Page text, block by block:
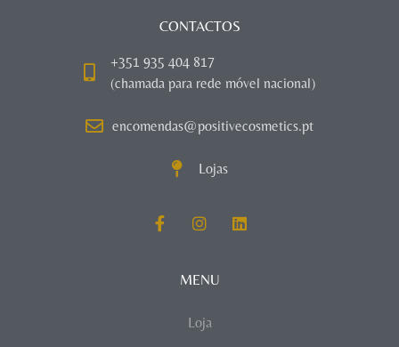
CONTACTOS
+351 935 404 817
(chamada para rede móvel nacional)
encomendas@positivecosmetics.pt
Lojas
MENU
Loja